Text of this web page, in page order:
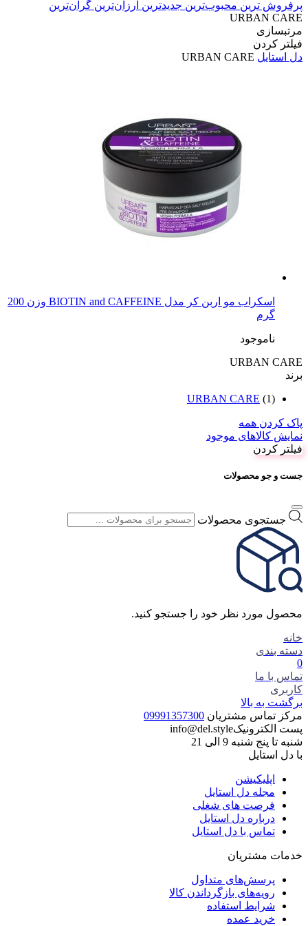
پرفروش ترین محبوب‌ترین جدیدترین ارزان‌ترین گران‌ترین
URBAN CARE
مرتبسازی
فیلتر کردن
دل استایل URBAN CARE
اسکراب مو اربن کر مدل BIOTIN and CAFFEINE وزن 200
گرم
ناموجود
URBAN CARE
برند
URBAN CARE (1)
پاک کردن همه
نمایش کالاهای موجود
فیلتر کردن
جست و جو محصولات
جستجوی محصولات
محصول مورد نظر خود را جستجو کنید.
خانه
دسته بندی
0
تماس با ما
کاربری
برگشت به بالا
مرکز تماس مشتریان 09991357300
پست الکترونیکinfo@del.style
شنبه تا پنج شنبه 9 الی 21
با دل استایل
اپلیکیشن
مجله دل استایل
فرصت های شغلی
درباره دل استایل
تماس با دل استایل
خدمات مشتریان
پرسش‌های متداول
رویه‌های بازگرداندن کالا
شرایط استفاده
خرید عمده